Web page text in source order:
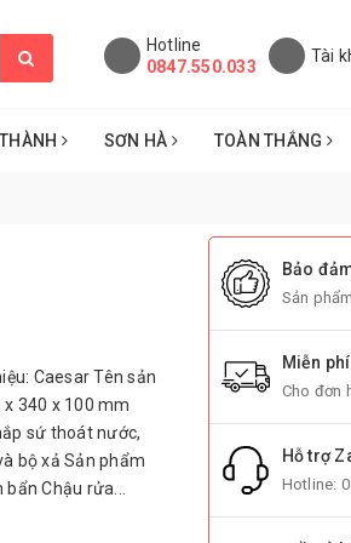
Hotline
0847.550.033
Tài
SƠN HÀ TOÀN THẮNG
Caesar Tên sản
340 x 100 mm
sứ thoát nước,
bộ xả Sản phẩm
Chậu rửa...
Bảo
Sản
Miễn
Cho đơn
Hỗ trợ
Hotline: